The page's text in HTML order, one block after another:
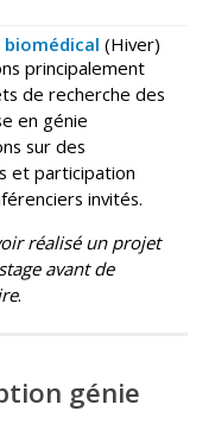
biomédical (Hiver)
principalement
de recherche des
en génie
sur des
et participation
invités.
réalisé un projet
avant de
.
génie